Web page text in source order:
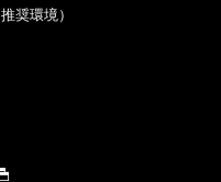
奨環境）